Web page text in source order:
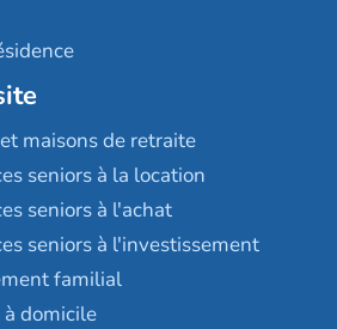
maisons de retraite
seniors à la location
seniors à l'achat
seniors à l'investissement
familial
domicile